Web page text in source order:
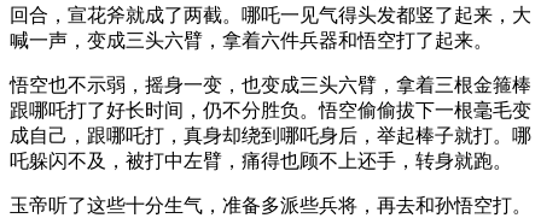
回合，宣花斧就成了两截。哪吒一见气得头发都竖了起来，大
喊一声，变成三头六臂，拿着六件兵器和悟空打了起来。
悟空也不示弱，摇身一变，也变成三头六臂，拿着三根金箍棒
跟哪吒打了好长时间，仍不分胜负。悟空偷偷拔下一根毫毛变
成自己，跟哪吒打，真身却绕到哪吒身后，举起棒子就打。哪
吒躲闪不及，被打中左臂，痛得也顾不上还手，转身就跑。
玉帝听了这些十分生气，准备多派些兵将，再去和孙悟空打。